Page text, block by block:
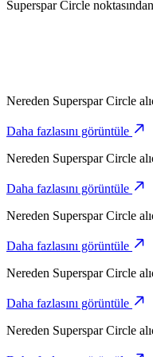
Go Hatch ile Superspar
Superspar Circle
Go Hatch ile Superspar
Nereden Superspar Circle
Daha fazlasını görüntüle
Nereden Superspar Circle
Daha fazlasını görüntüle
Nereden Superspar Circle
Daha fazlasını görüntüle
Nereden Superspar Circle
Daha fazlasını görüntüle
Nereden Superspar Circle